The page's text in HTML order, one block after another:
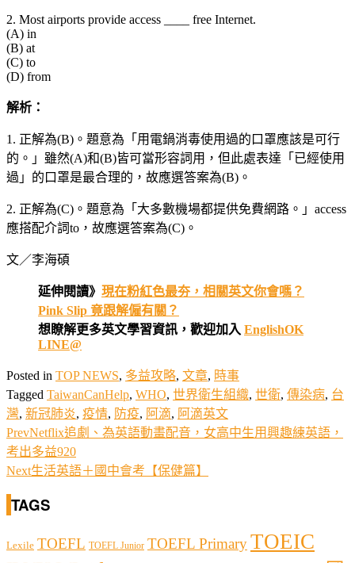
2. Most airports provide access ____ free Internet.
(A) in
(B) at
(C) to
(D) from
解析：
1. 正解為(B)。題意為「用電鍋消毒使用過的口罩應該是可行
的。」雖然(A)和(B)皆可當形容詞用，但此處表達「已經使用
過」的口罩是最合理的，故應選答案為(B)。
2. 正解為(C)。題意為「大多數機場都提供免費網路。」access
應搭配介詞to，故應選答案為(C)。
文／李海碩
延伸閱讀》 現在粉紅色最夯，相關英文你會嗎？
Pink Slip 竟跟解僱有關？
想瞭解更多英文學習資訊，歡迎加入 EnglishOK
LINE@
Posted in TOP NEWS, 多益攻略, 文章, 時事
Tagged TaiwanCanHelp, WHO, 世界衛生組織, 世衛, 傳染病, 台
灣, 新冠肺炎, 疫情, 防疫, 阿滴, 阿滴英文
PrevNetflix追劇、為英語動畫配音，女高中生用興趣練英語，
考出多益920
Next生活英語＋國中會考【保健篇】
TAGS
Lexile TOEFL TOEFL Junior TOEFL PrimaryTOEIC